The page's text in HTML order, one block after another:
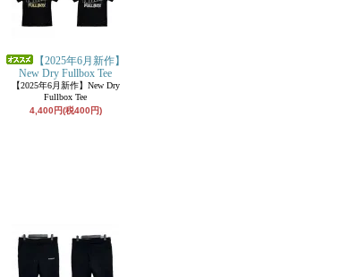
【2025年6月新作】
New Dry Fullbox Tee
【2025年6月新作】New Dry
Fullbox Tee
4,400円(税400円)